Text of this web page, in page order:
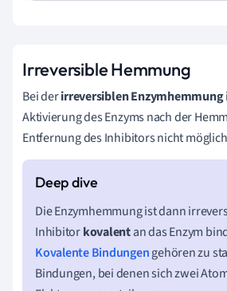
Irreversible Hemmung
Bei derirreversiblen Enzymhemmung
Aktivierung des Enzyms nach der
Entfernung des Inhibitors nicht
Die Enzymhemmung ist dann
Inhibitorkovalentan das Enzym
Kovalente Bindungengehören zu
Bindungen, bei denen sich zwei